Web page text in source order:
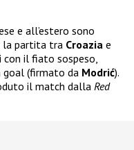
e all’estero sono
la partita tra Croazia e
con il fiato sospeso,
goal (firmato da Modrić).
il match dalla Red